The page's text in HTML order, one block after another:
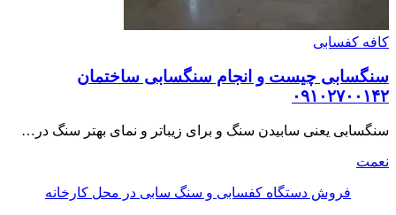
کافه کفسابی
سنگسابی چیست و انجام سنگسابی ساختمان
۰۹۱۰۲۷۰۰۱۴۲
سنگسابی یعنی سابیدن سنگ و برای زیباتر و نمای بهتر سنگ در…
نعمت
فروش دستگاه کفسابی و سنگ سابی در محل کارخانه